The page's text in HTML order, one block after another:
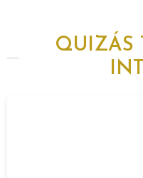
QUIZÁS